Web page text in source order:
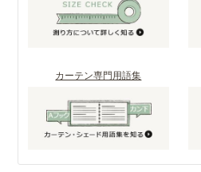
カーテン専門用語集